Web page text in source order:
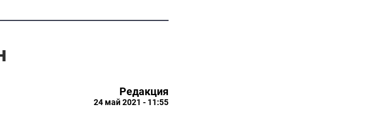
Редакция
24 май 2021 - 11:55